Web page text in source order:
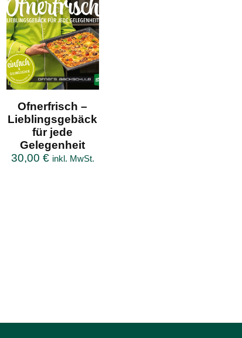
Ofnerfrisch –
Lieblingsgebäck
für jede
Gelegenheit
30,00 € inkl. MwSt.